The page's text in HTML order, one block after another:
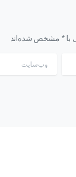
با * مشخص شده‌اند
وب‌سایت